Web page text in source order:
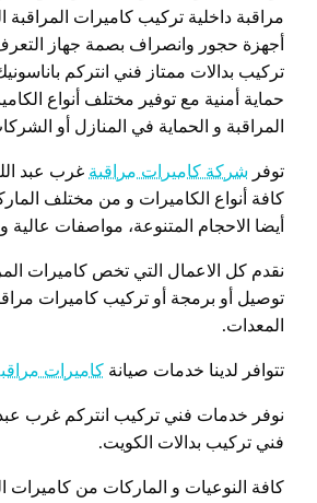
مراقبة داخلية تركيب كاميرات المراقبة
أجهزة حجور وانصراف بصمة جهاز
تركيب بدالات ممتاز فني انتركم
حماية أمنية مع توفير مختلف أنواع
المراقبة و الحماية في المنازل أو
توفر شركة كاميرات مراقبة غرب عبد
كافة أنواع الكاميرات و من مختلف
أيضا الاحجام المتنوعة، مواصفات عالية
نقدم كل الاعمال التي تخص كاميرات
توصيل أو برمجة أو تركيب كاميرات
المعدات.
تتوافر لدينا خدمات صيانة كاميرات
نوفر خدمات فني تركيب انتركم غرب عبد
فني تركيب بدالات الكويت.
كافة النوعيات و الماركات من كاميرات